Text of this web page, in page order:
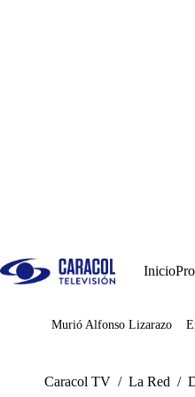
Inicio
Juegos
Murió Alfonso Lizarazo
Caracol TV / La Red /